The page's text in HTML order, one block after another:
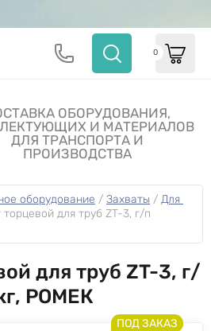
ОБОРУДОВАНИЯ,
И МАТЕРИАЛОВ
ДЛЯ ТРАНСПОРТА И
ПРОИЗВОДСТВА
0
оборудование / Захваты / Для
торцевой для труб ZT-3, г/п
для труб ZT-3, г/
РОМЕК
ПОД ЗАКАЗ